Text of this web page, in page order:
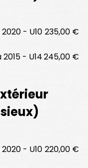
2020 - U10 235,00 €
2015 - U14245,00 €
2020 - U10 220,00 €